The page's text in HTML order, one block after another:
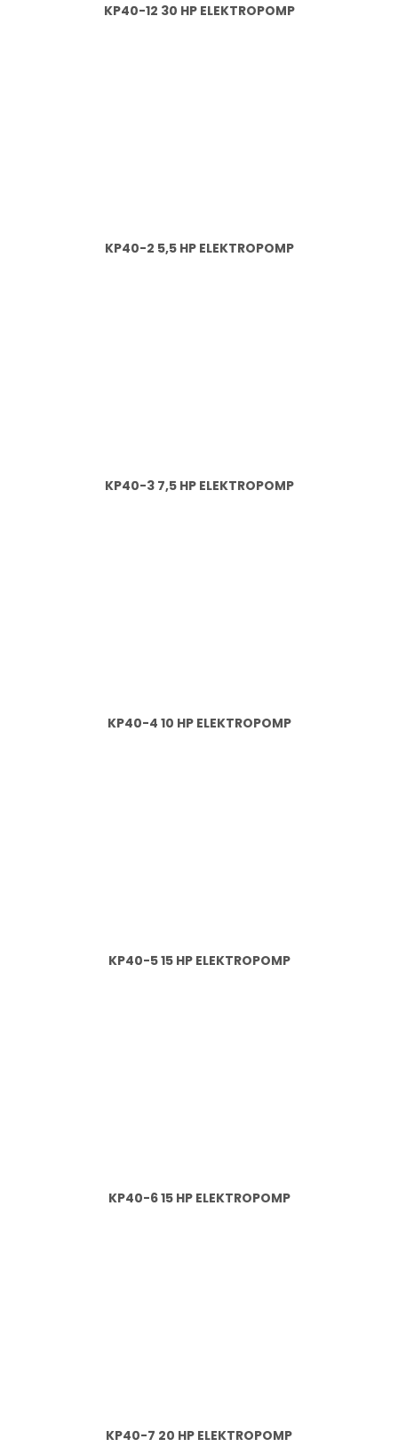
KP40-12 30 HP ELEKTROPOMP
KP40-2 5,5 HP ELEKTROPOMP
KP40-3 7,5 HP ELEKTROPOMP
KP40-4 10 HP ELEKTROPOMP
KP40-5 15 HP ELEKTROPOMP
KP40-6 15 HP ELEKTROPOMP
KP40-7 20 HP ELEKTROPOMP